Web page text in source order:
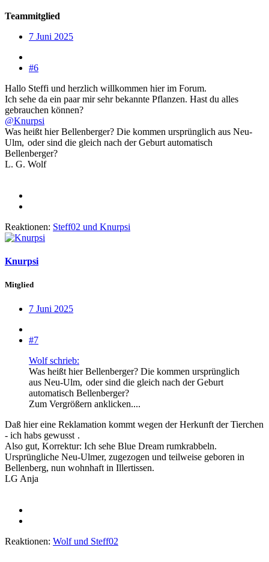
Teammitglied
7 Juni 2025
#6
Hallo Steffi und herzlich willkommen hier im Forum.
Ich sehe da ein paar mir sehr bekannte Pflanzen. Hast du alles
gebrauchen können?
@Knurpsi
Was heißt hier Bellenberger? Die kommen ursprünglich aus Neu-
Ulm, oder sind die gleich nach der Geburt automatisch
Bellenberger?
L. G. Wolf
Reaktionen: Steff02 und Knurpsi
Knurpsi
Mitglied
7 Juni 2025
#7
Wolf schrieb:
Was heißt hier Bellenberger? Die kommen ursprünglich
aus Neu-Ulm, oder sind die gleich nach der Geburt
automatisch Bellenberger?
Zum Vergrößern anklicken....
Daß hier eine Reklamation kommt wegen der Herkunft der Tierchen
- ich habs gewusst .
Also gut, Korrektur: Ich sehe Blue Dream rumkrabbeln.
Ursprüngliche Neu-Ulmer, zugezogen und teilweise geboren in
Bellenberg, nun wohnhaft in Illertissen.
LG Anja
Reaktionen: Wolfund Steff02